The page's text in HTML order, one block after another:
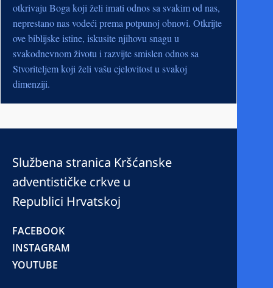
otkrivaju Boga koji želi imati odnos sa svakim od nas,
neprestano nas vodeći prema potpunoj obnovi. Otkrijte
ove biblijske istine, iskusite njihovu snagu u
svakodnevnom životu i razvijte smislen odnos sa
Stvoriteljem koji želi vašu cjelovitost u svakoj
dimenziji.
Službena stranica Kršćanske
adventističke crkve u
Republici Hrvatskoj
FACEBOOK
INSTAGRAM
YOUTUBE